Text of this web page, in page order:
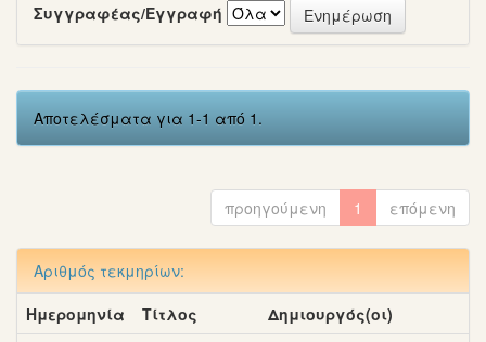
Συγγραφέας/Εγγραφή
Αποτελέσματα για 1-1 από 1.
προηγούμενη 1 επόμενη
Αριθμός τεκμηρίων:
Ημερομηνία
Τίτλος
Δημιουργός(οι)